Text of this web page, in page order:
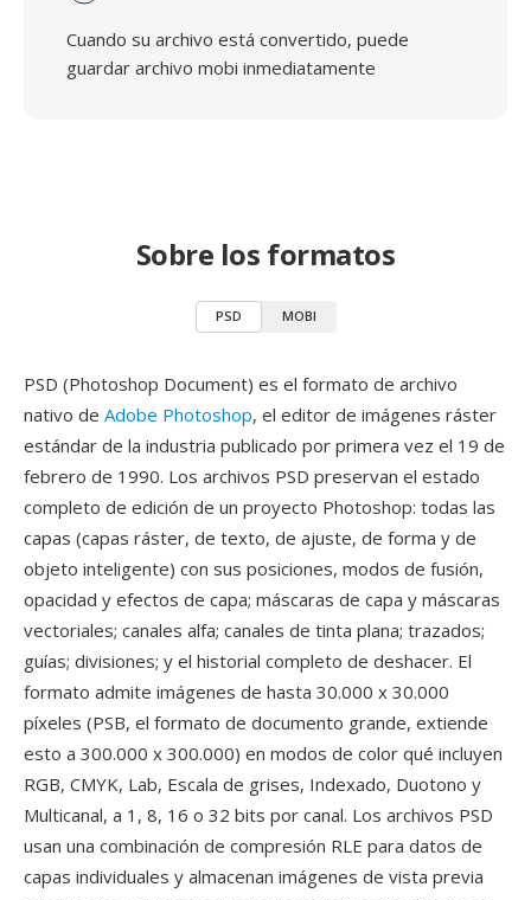
Cuando su archivo está convertido, puede
guardar archivo mobi inmediatamente
Sobre los formatos
PSD MOBI
PSD (Photoshop Document) es el formato de archivo
nativo de Adobe Photoshop, el editor de imágenes ráster
estándar de la industria publicado por primera vez el 19 de
febrero de 1990. Los archivos PSD preservan el estado
completo de edición de un proyecto Photoshop: todas las
capas (capas ráster, de texto, de ajuste, de forma y de
objeto inteligente) con sus posiciones, modos de fusión,
opacidad y efectos de capa; máscaras de capa y máscaras
vectoriales; canales alfa; canales de tinta plana; trazados;
guías; divisiones; y el historial completo de deshacer. El
formato admite imágenes de hasta 30.000 x 30.000
píxeles (PSB, el formato de documento grande, extiende
esto a 300.000 x 300.000) en modos de color qué incluyen
RGB, CMYK, Lab, Escala de grises, Indexado, Duotono y
Multicanal, a 1, 8, 16 o 32 bits por canal. Los archivos PSD
usan una combinación de compresión RLE para datos de
capas individuales y almacenan imágenes de vista previa